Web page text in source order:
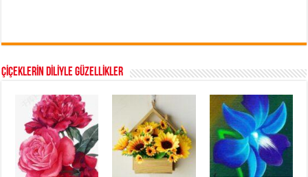
ÇİÇEKLERİN DİLİYLE GÜZELLİKLER